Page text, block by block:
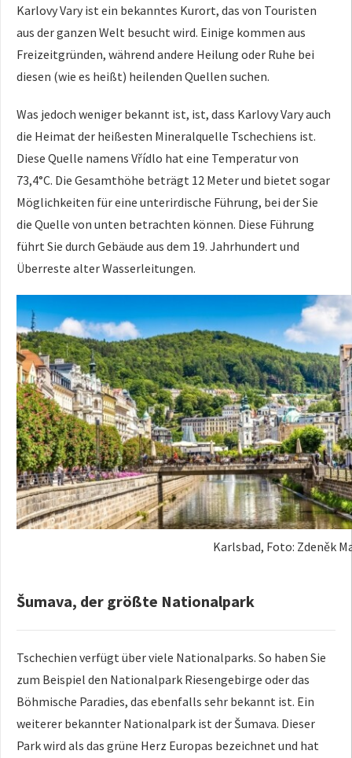
Karlovy Vary ist ein bekanntes Kurort, das von Touristen
aus der ganzen Welt besucht wird. Einige kommen aus
Freizeitgründen, während andere Heilung oder Ruhe bei
diesen (wie es heißt) heilenden Quellen suchen.
Was jedoch weniger bekannt ist, ist, dass Karlovy Vary auch
die Heimat der heißesten Mineralquelle Tschechiens ist.
Diese Quelle namens Vřídlo hat eine Temperatur von
73,4°C. Die Gesamthöhe beträgt 12 Meter und bietet sogar
Möglichkeiten für eine unterirdische Führung, bei der Sie
die Quelle von unten betrachten können. Diese Führung
führt Sie durch Gebäude aus dem 19. Jahrhundert und
Überreste alter Wasserleitungen.
Karlsbad, Foto: Zdeněk
Šumava, der größte Nationalpark
Tschechien verfügt über viele Nationalparks. So haben Sie
zum Beispiel den Nationalpark Riesengebirge oder das
Böhmische Paradies, das ebenfalls sehr bekannt ist. Ein
weiterer bekannter Nationalpark ist der Šumava. Dieser
Park wird als das grüne Herz Europas bezeichnet und hat